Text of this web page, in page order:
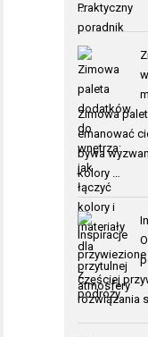
…
Zimowa
emanować
bywa
kolory …
częściej
rozwiązania